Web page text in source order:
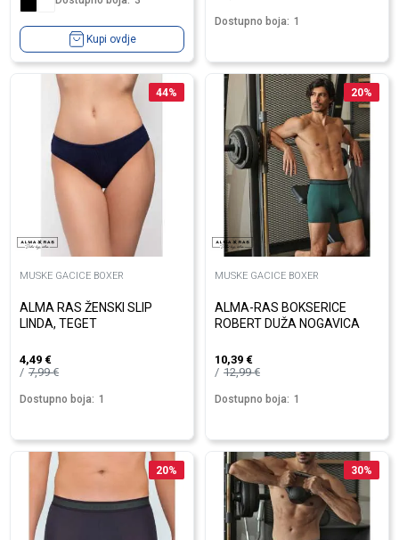
Kupi ovdje
Dostupno boja: 1
44%
MUSKE GACICE BOXER
ALMA RAS ŽENSKI SLIP
LINDA, TEGET
4,49 €
7,99€
Dostupno boja: 1
20%
MUSKE GACICE BOXER
ALMA-RAS BOKSERICE
ROBERT DUŽA NOGAVICA
10,39 €
12,99€
Dostupno boja: 1
20% 30%